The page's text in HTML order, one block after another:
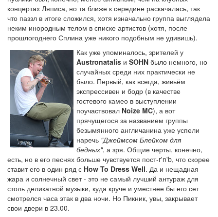
концертах Ляписа, но та ближе к середине раскачалась, так
что паззл в итоге сложился, хотя изначально группа выглядела
неким инородным телом в списке артистов (хотя, после
прошлогоднего Сплина уже никого подобным не удивишь).
Как уже упоминалось, зрителей у
Austronatalis и SOHN было немного, но
случайных среди них практически не
было. Первый, как всегда, живьём
экспрессивен и бодр (в качестве
гостевого камео в выступлении
поучаствовал Noize MC), а вот
прячущегося за названием группы
безымянного англичанина уже успели
наречь "Джеймсом Блейком для
бедных", а зря. Общие черты, конечно,
есть, но в его песнях больше чувствуется пост-r'n'b, что скорее
ставит его в один ряд с How To Dress Well. Да и нещадная
жара и солнечный свет - это не самый лучший антураж для
столь деликатной музыки, куда круче и уместнее бы его сет
смотрелся часа этак в два ночи. Но Пикник, увы, закрывает
свои двери в 23.00.